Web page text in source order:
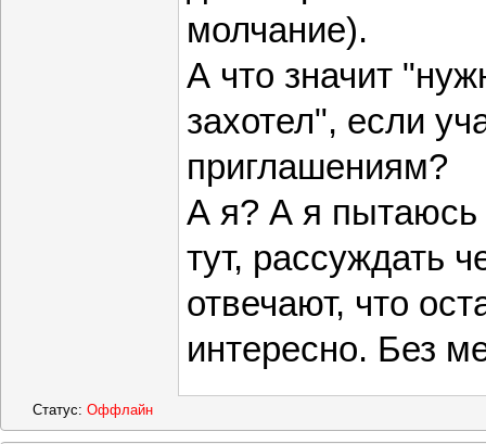
молчание).
А что значит
захотел", если
приглашениям?
А я? А я пытаюсь
тут, рассуждать
отвечают, что
интересно. Без
Статус: Оффлайн